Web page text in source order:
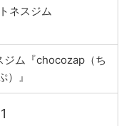
ネスジム
ジム『chocozap（ち
）』